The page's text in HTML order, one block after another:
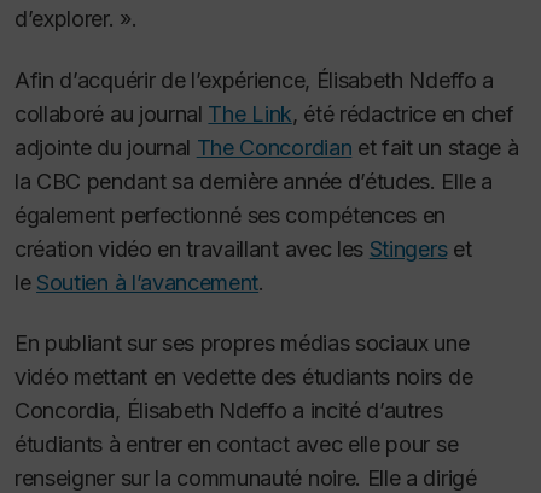
d’explorer. ».
Afin d’acquérir de l’expérience, Élisabeth Ndeffo a
collaboré au journal The Link, été rédactrice en chef
adjointe du journal The Concordian et fait un stage à
la CBC pendant sa dernière année d’études. Elle a
également perfectionné ses compétences en
création vidéo en travaillant avec les Stingerset
le Soutien à l’avancement.
En publiant sur ses propres médias sociaux une
vidéo mettant en vedette des étudiants noirs de
Concordia, Élisabeth Ndeffo a incité d’autres
étudiants à entrer en contact avec elle pour se
renseigner sur la communauté noire. Elle a dirigé